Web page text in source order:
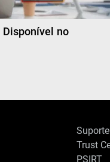
Disponível no
Suporte
Trust
PSIRT